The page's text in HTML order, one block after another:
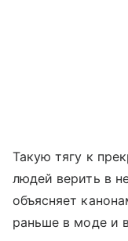
Такую тягу к
людей верить в
объясняет
раньше в моде и